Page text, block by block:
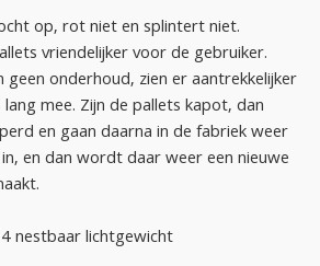
op, rot niet en splintert niet.
vriendelijker voor de gebruiker.
geen onderhoud, zien er aantrekkelijker
mee. Zijn de pallets kapot, dan
en gaan daarna in de fabriek weer
en dan wordt daar weer een nieuwe
nestbaar lichtgewicht